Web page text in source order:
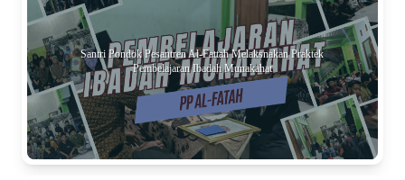
Santri Pondok Pesantren Al-Fattah Melaksnakan Praktek
Pembelajaran Ibadah Munakahat